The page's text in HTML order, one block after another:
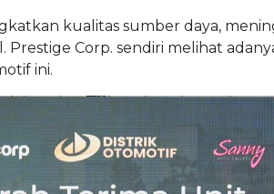
kualitas sumber daya,
Corp. sendiri melihat
ini.